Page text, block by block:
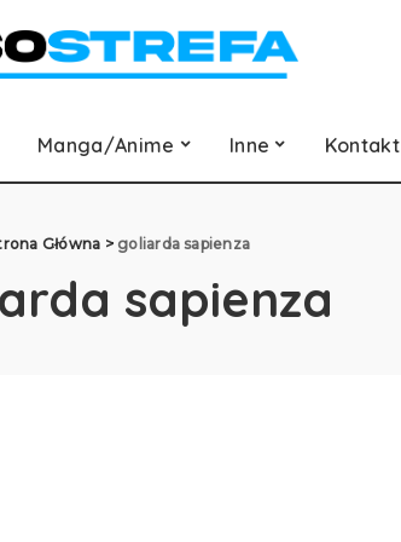
Manga/Anime Inne Kontakt
Główna > goliarda sapienza
sapienza